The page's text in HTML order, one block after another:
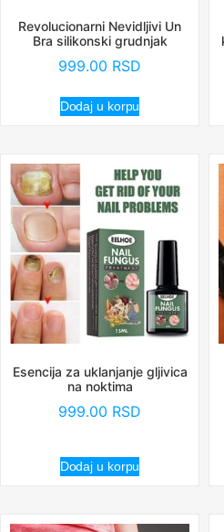
Revolucionarni Nevidljivi Un
Bra silikonski grudnjak
999.00 RSD
Dodaj u korpu
Esencija za uklanjanje gljivica
na noktima
999.00 RSD
Dodaj u korpu